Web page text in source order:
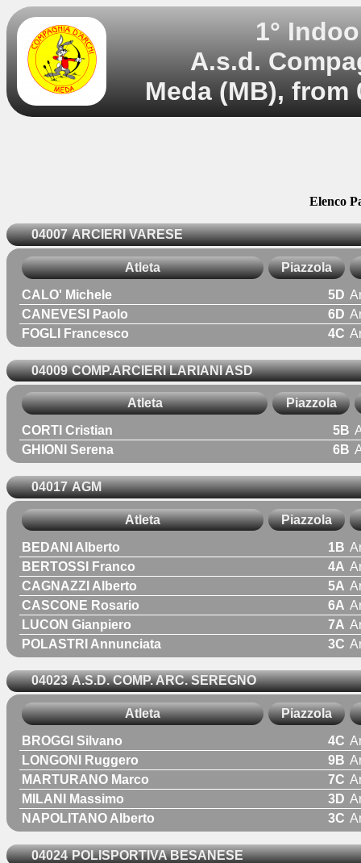
1°
A.s.d.
Meda (MB), from
Elenco
04007 ARCIERI VARESE
Atleta Piazzola
CALO' Michele 5D
CANEVESI Paolo
6D
FOGLI Francesco
4C
04009 COMP.ARCIERI LARIANI ASD
Atleta Piazzola
CORTI Cristian 5B
GHIONI Serena
6B
04017 AGM
Atleta Piazzola
BEDANI Alberto 1B
BERTOSSI Franco
4A
CAGNAZZI Alberto
5A
CASCONE Rosario
6A
LUCON Gianpiero
7A
POLASTRI Annunciata
3C
04023 A.S.D. COMP. ARC. SEREGNO
Atleta Piazzola
BROGGI Silvano 4C
LONGONI Ruggero
9B
MARTURANO Marco
7C
MILANI Massimo
3D
NAPOLITANO Alberto
3C
04024 POLISPORTIVA BESANESE